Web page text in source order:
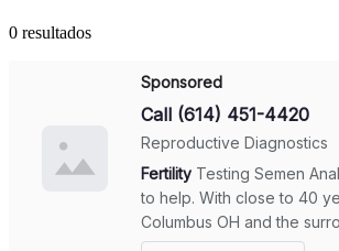
0 resultados